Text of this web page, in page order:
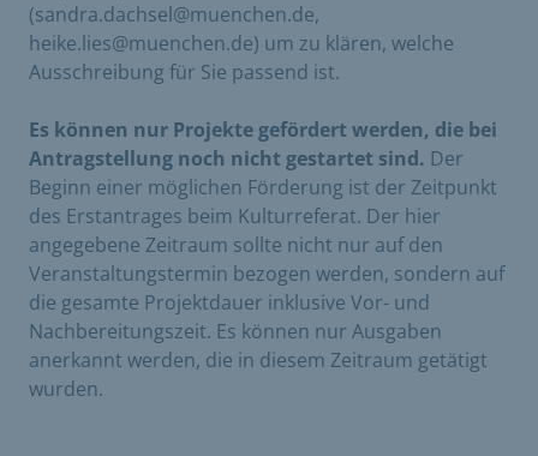
(sandra.dachsel@muenchen.de,
heike.lies@muenchen.de) um zu klären, welche
Ausschreibung für Sie passend ist.
Es können nur Projekte gefördert werden, die bei
Antragstellung noch nicht gestartet sind. Der
Beginn einer möglichen Förderung ist der Zeitpunkt
des Erstantrages beim Kulturreferat. Der hier
angegebene Zeitraum sollte nicht nur auf den
Veranstaltungstermin bezogen werden, sondern auf
die gesamte Projektdauer inklusive Vor- und
Nachbereitungszeit. Es können nur Ausgaben
anerkannt werden, die in diesem Zeitraum getätigt
wurden.